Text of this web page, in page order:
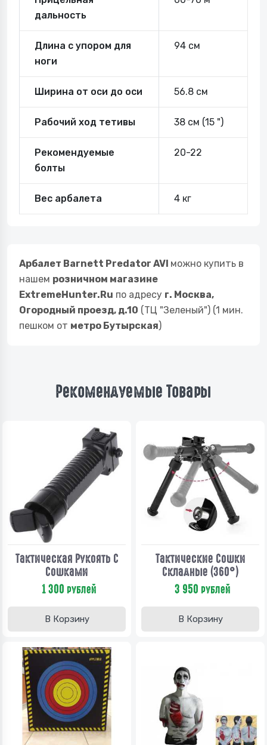
дальность
Длина с упором для
ноги
94 см
Ширина от оси до оси 56.8 см
Рабочий ход тетивы 38 см (15 ")
Рекомендуемые
болты
20-22
Вес арбалета 4 кг
Арбалет Barnett Predator AVI можно купить в
нашем розничном магазине
ExtremeHunter.Ru по адресу г. Москва,
Огородный проезд, д.10 (ТЦ "Зеленый") (1 мин.
пешком от метро Бутырская)
Рекомендуемые Товары
Тактическая Рукоять С
Сошками
1 300 рублей
В Корзину
Тактические Сошки
Складные (360°)
3 950 рублей
В Корзину